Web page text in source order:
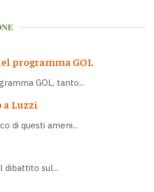
programma GOL
GOL, tanto...
a Luzzi
di questi ameni...
sul...